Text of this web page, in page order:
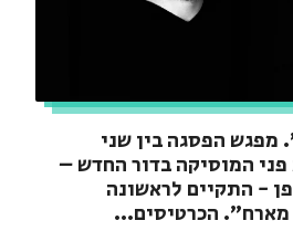
מפגש הפסגה בין שני
פני המוסיקה בדור החדש –
- התקיים לראשונה
הכרטיסים...